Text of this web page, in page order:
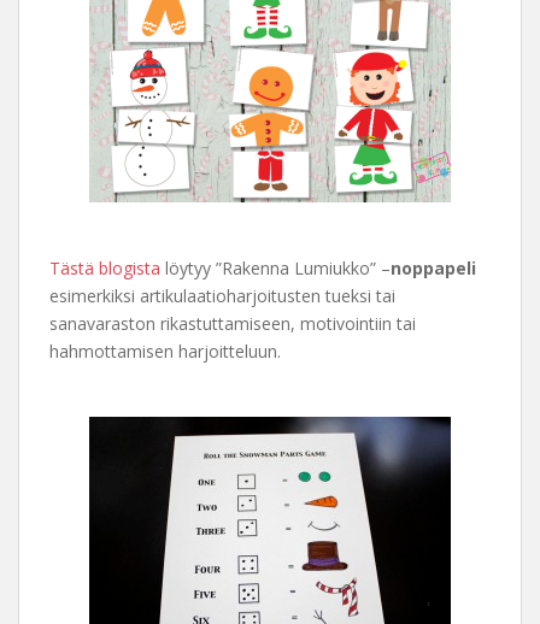
Tästä blogista löytyy ”Rakenna Lumiukko” –noppapeli
esimerkiksi artikulaatioharjoitusten tueksi tai
sanavaraston rikastuttamiseen, motivointiin tai
hahmottamisen harjoitteluun.